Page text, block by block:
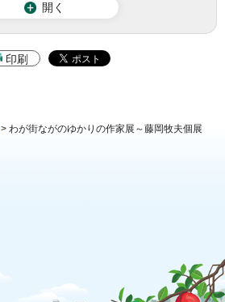
開く
印刷
> わが街ながのゆかりの作家展～藤岡牧夫個展